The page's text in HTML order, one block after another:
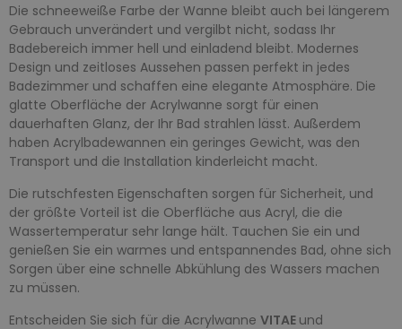
Die schneeweiße Farbe der Wanne bleibt auch bei längerem
Gebrauch unverändert und vergilbt nicht, sodass Ihr
Badebereich immer hell und einladend bleibt. Modernes
Design und zeitloses Aussehen passen perfekt in jedes
Badezimmer und schaffen eine elegante Atmosphäre. Die
glatte Oberfläche der Acrylwanne sorgt für einen
dauerhaften Glanz, der Ihr Bad strahlen lässt. Außerdem
haben Acrylbadewannen ein geringes Gewicht, was den
Transport und die Installation kinderleicht macht.
Die rutschfesten Eigenschaften sorgen für Sicherheit, und
der größte Vorteil ist die Oberfläche aus Acryl, die die
Wassertemperatur sehr lange hält. Tauchen Sie ein und
genießen Sie ein warmes und entspannendes Bad, ohne sich
Sorgen über eine schnelle Abkühlung des Wassers machen
zu müssen.
Entscheiden Sie sich für die Acrylwanne VITAE und